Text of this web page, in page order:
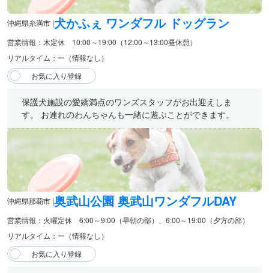
沖縄県糸満市 |犬かふぇ ワンダフル ドッグラン
営業情報：木定休 10:00～19:00（12:00～13:00昼休憩）
リアルタイム：ー（情報なし）
保護犬施設の愛嬌満点のワンズスタッフがお出迎えしま
す。 お連れのわんちゃんも一緒に遊ぶことができます。
沖縄県那覇市 |奥武山公園 奥武山ワンダフルDAY
営業情報：火曜定休 6:00～9:00（早朝の部）、6:00～19:00（夕方の部）
リアルタイム：ー（情報なし）